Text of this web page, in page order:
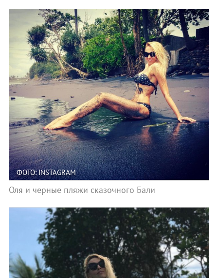
ФОТО: INSTAGRAM
Оля и черные пляжи сказочного Бали